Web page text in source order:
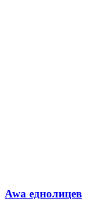
Awa еднолицев